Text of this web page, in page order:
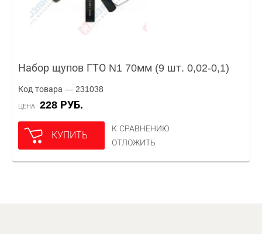
Набор щупов ГТО N1 70мм (9 шт. 0,02-0,1)
Код товара — 231038
ЦЕНА 228 РУБ.
КУПИТЬ
К СРАВНЕНИЮ
ОТЛОЖИТЬ